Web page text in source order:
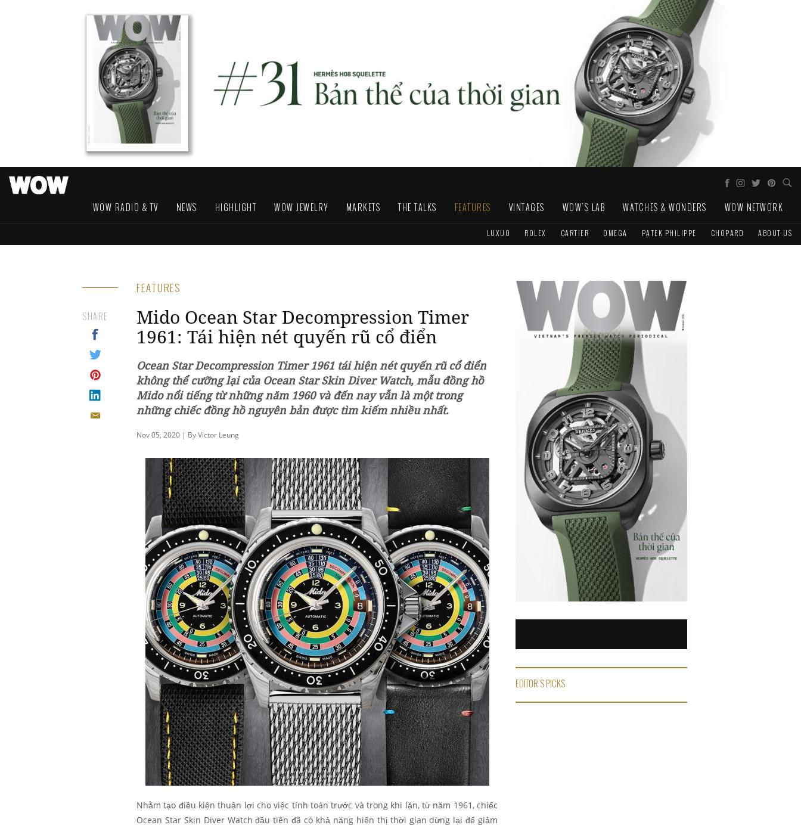
WOW RADIO & TV NEWS HIGHLIGHT WOW JEWELRY MARKETS THE TALKS FEATURES VINTAGES WOW'S LAB WATCHES & WONDERS WOW NETWORK
LUXUO ROLEX CARTIER OMEGA PATEK PHILIPPE CHOPARD ABOUT US
FEATURES
Mido Ocean Star Decompression Timer
1961: Tái hiện nét quyến rũ cổ điển
Ocean Star Decompression Timer 1961 tái hiện nét quyến rũ cổ điển
không thể cưỡng lại của Ocean Star Skin Diver Watch, mẫu đồng hồ
Mido nổi tiếng từ những năm 1960 và đến nay vẫn là một trong
những chiếc đồng hồ nguyên bản được tìm kiếm nhiều nhất.
Nov 05, 2020 | By Victor Leung
SHARE
Nhằm tạo điều kiện thuận lợi cho việc tính toán trước và trong khi lặn, từ năm 1961, chiếc
Ocean Star Skin Diver Watch đầu tiên đã có khả năng hiển thị thời gian dừng lại để giảm
EDITOR'S PICKS